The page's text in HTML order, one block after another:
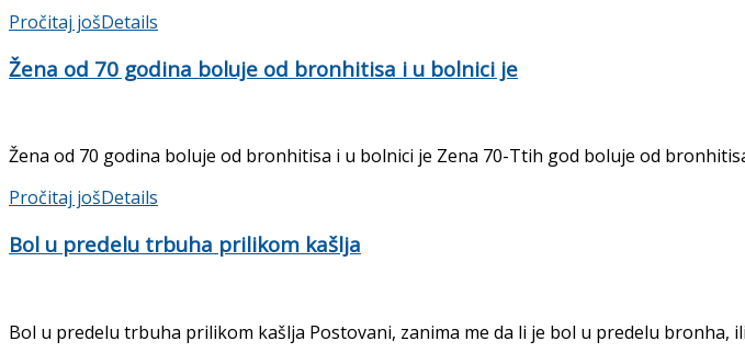
Pročitaj jošDetails
Žena od 70 godina boluje od bronhitisa i u bolnici je
Žena od 70 godina boluje od bronhitisa i u bolnici je Zena 70-Ttih god boluje od
Pročitaj jošDetails
Bol u predelu trbuha prilikom kašlja
Bol u predelu trbuha prilikom kašlja Postovani, zanima me da li je bol u predelu bronha,